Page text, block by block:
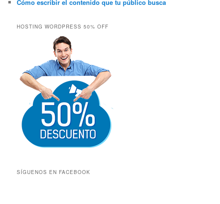
Cómo escribir el contenido que tu público busca
HOSTING WORDPRESS 50% OFF
SÍGUENOS EN FACEBOOK